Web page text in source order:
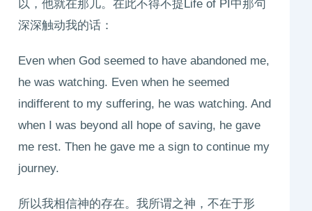
以，他就在那儿。在此不得不提Life of PI中那句
深深触动我的话：
Even when God seemed to have abandoned me,
he was watching. Even when he seemed
indifferent to my suffering, he was watching. And
when I was beyond all hope of saving, he gave
me rest. Then he gave me a sign to continue my
journey.
所以我相信神的存在。我所谓之神，不在于形